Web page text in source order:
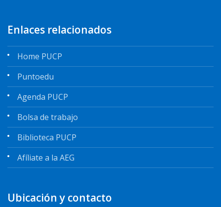
Enlaces relacionados
Home PUCP
Puntoedu
Agenda PUCP
Bolsa de trabajo
Biblioteca PUCP
Afíliate a la AEG
Ubicación y contacto